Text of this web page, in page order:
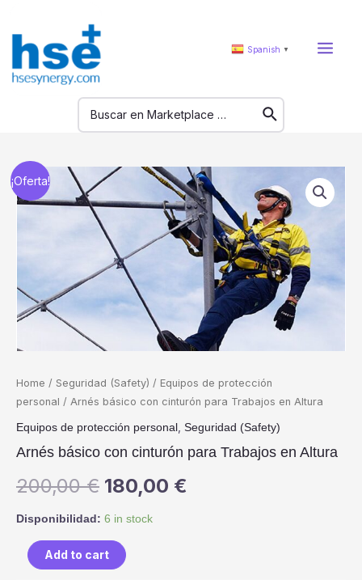
Spanish ▼
¡Oferta!
Home / Seguridad (Safety) / Equipos de protección
personal / Arnés básico con cinturón para Trabajos en Altura
Equipos de protección personal Seguridad (Safety)
Arnés básico con cinturón para Trabajos en Altura
200,00€ 180,00 €
Disponibilidad: 6 in stock
Add to cart